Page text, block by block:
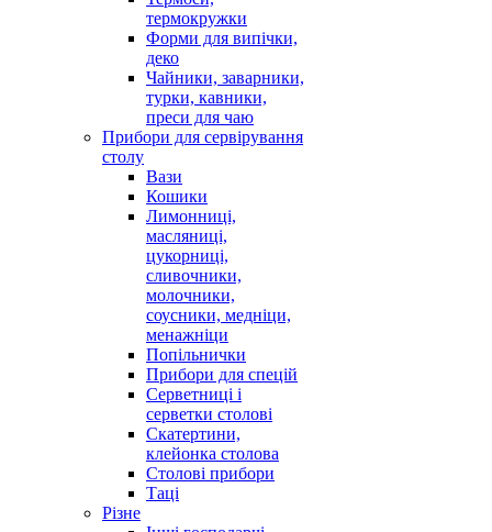
термокружки
Форми для випічки,
деко
Чайники, заварники,
турки, кавники,
преси для чаю
Прибори для сервірування
столу
Вази
Кошики
Лимонниці,
масляниці,
цукорниці,
сливочники,
молочники,
соусники, медніци,
менажніци
Попільнички
Прибори для спецій
Серветниці і
серветки столові
Скатертини,
клейонка столова
Столові прибори
Таці
Різне